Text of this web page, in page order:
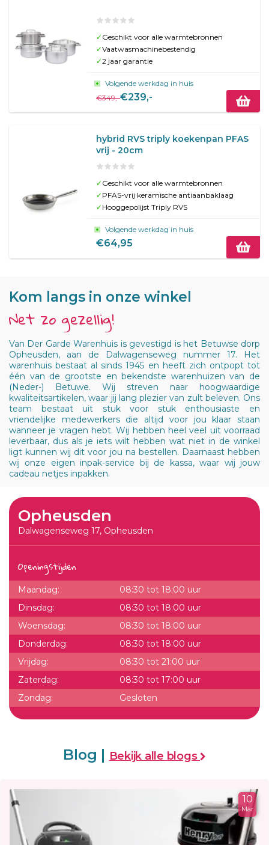
✓ Geschikt voor alle warmtebronnen
✓Vaatwasmachinebestendig
✓2 jaar garantie
Volgende werkdag in huis
€349,-€239,-
hybrid RVS triply koekenpan PFAS
vrij - 20cm
✓ Geschikt voor alle warmtebronnen
✓ PFAS-vrij keramische antiaanbaklaag
✓ Hooggepolijst Triply RVS
Volgende werkdag in huis
€64,95
Kom langs in onze winkel
Net zo gezellig!
Van Der Garde Warenhuis is gevestigd is het Betuwse dorp
Opheusden, aan de Dalwagenseweg nummer 17. Het
warenhuis bestaat al sinds 1945 en heeft zich ontpopt tot
één van de grootste en bekendste warenhuizen van de
(Neder-) Betuwe. Wij streven naar hoogwaardige
kwaliteitsartikelen, waar jij lang plezier van zult beleven. Ons
team bestaat uit stuk voor stuk enthousiaste en
vriendelijke medewerkers die altijd voor jou klaar staan
wanneer je vragen hebt. Wij hebben heel veel uit voorraad
leverbaar, dus als je iets wilt hebben wat niet in de winkel
ligt kunnen wij dit voor jou na bestellen. Daarnaast hebben
wij onze eigen inpak-service bij de kassa, waar wij jouw
cadeau netjes inpakken.
Opheusden
Dalwagenseweg 17, Opheusden
Openingstijden
Maandag:
08:30 tot 18:00 uur
Dinsdag:
08:30 tot 18:00 uur
Woensdag:
08:30 tot 18:00 uur
Donderdag:
08:30 tot 18:00 uur
Vrijdag:
08:30 tot 21:00 uur
Zaterdag:
08:30 tot 17:00 uur
Zondag:
Gesloten
Blog | Bekijk alle blogs
10
Mar